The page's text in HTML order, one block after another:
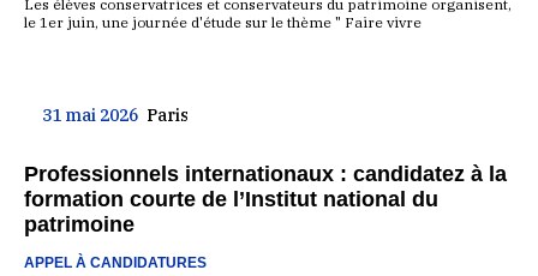
Les élèves conservatrices et conservateurs du patrimoine organisent,
le 1er juin, une journée d'étude sur le thème " Faire vivre
31 mai 2026 Paris
Professionnels internationaux : candidatez à la
formation courte de l’Institut national du
patrimoine
APPEL À CANDIDATURES